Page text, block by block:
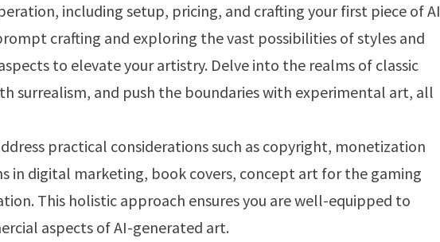
including setup, pricing, and crafting your first piece of AI
crafting and exploring the vast possibilities of styles and
to elevate your artistry. Delve into the realms of classic
surrealism, and push the boundaries with experimental art, all
practical considerations such as copyright, monetization
in digital marketing, book covers, concept art for the gaming
This holistic approach ensures you are well-equipped to
aspects of AI-generated art.